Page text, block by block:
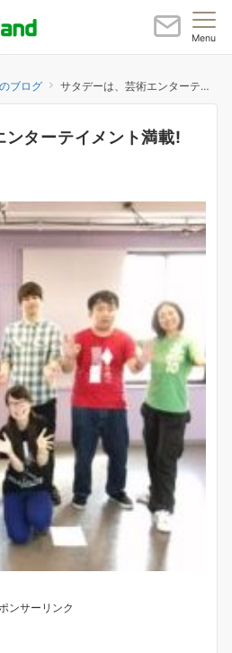
Menu
ブログ サタデーは、芸術エンターテイメント満載!
ターテイメント満載!
ンサーリンク